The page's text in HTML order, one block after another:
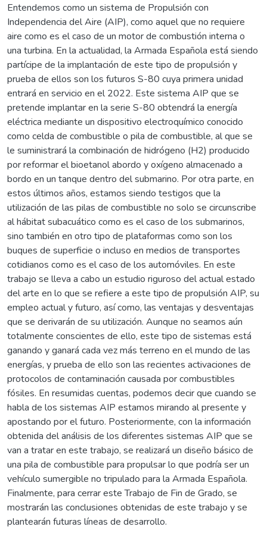
Entendemos como un sistema de Propulsión con
Independencia del Aire (AIP), como aquel que no requiere
aire como es el caso de un motor de combustión interna o
una turbina. En la actualidad, la Armada Española está siendo
partícipe de la implantación de este tipo de propulsión y
prueba de ellos son los futuros S-80 cuya primera unidad
entrará en servicio en el 2022. Este sistema AIP que se
pretende implantar en la serie S-80 obtendrá la energía
eléctrica mediante un dispositivo electroquímico conocido
como celda de combustible o pila de combustible, al que se
le suministrará la combinación de hidrógeno (H2) producido
por reformar el bioetanol abordo y oxígeno almacenado a
bordo en un tanque dentro del submarino. Por otra parte, en
estos últimos años, estamos siendo testigos que la
utilización de las pilas de combustible no solo se circunscribe
al hábitat subacuático como es el caso de los submarinos,
sino también en otro tipo de plataformas como son los
buques de superficie o incluso en medios de transportes
cotidianos como es el caso de los automóviles. En este
trabajo se lleva a cabo un estudio riguroso del actual estado
del arte en lo que se refiere a este tipo de propulsión AIP, su
empleo actual y futuro, así como, las ventajas y desventajas
que se derivarán de su utilización. Aunque no seamos aún
totalmente conscientes de ello, este tipo de sistemas está
ganando y ganará cada vez más terreno en el mundo de las
energías, y prueba de ello son las recientes activaciones de
protocolos de contaminación causada por combustibles
fósiles. En resumidas cuentas, podemos decir que cuando se
habla de los sistemas AIP estamos mirando al presente y
apostando por el futuro. Posteriormente, con la información
obtenida del análisis de los diferentes sistemas AIP que se
van a tratar en este trabajo, se realizará un diseño básico de
una pila de combustible para propulsar lo que podría ser un
vehículo sumergible no tripulado para la Armada Española.
Finalmente, para cerrar este Trabajo de Fin de Grado, se
mostrarán las conclusiones obtenidas de este trabajo y se
plantearán futuras líneas de desarrollo.